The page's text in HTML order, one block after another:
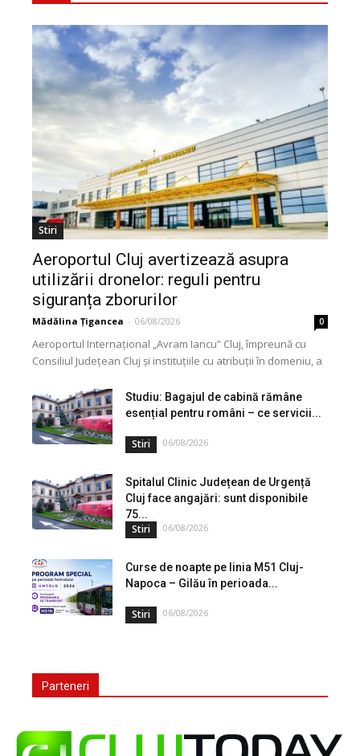
Stiri
Aeroportul Cluj avertizează asupra
utilizării dronelor: reguli pentru
siguranța zborurilor
Mădălina Țigancea - 06/08/2026 0
Aeroportul Internațional „Avram Iancu” Cluj, împreună cu
Consiliul Județean Cluj și instituțiile cu atribuții în domeniu, a
Studiu: Bagajul de cabină rămâne
esențial pentru români – ce servicii...
Stiri 06/08/2026
Spitalul Clinic Județean de Urgență
Cluj face angajări: sunt disponibile
75...
Stiri 06/08/2026
Curse de noapte pe linia M51 Cluj-
Napoca – Gilău în perioada...
Stiri 06/08/2026
Parteneri